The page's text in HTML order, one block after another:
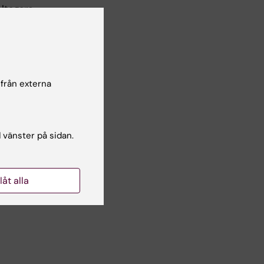
externa
på sidan.
alla